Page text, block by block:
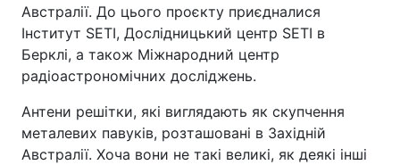
Австралії. До цього проєкту приєдналися
Інститут SETI, Дослідницький центр SETI в
Берклі, а також Міжнародний центр
радіоастрономічних досліджень.
Антени решітки, які виглядають як скупчення
металевих павуків, розташовані в Західній
Австралії. Хоча вони не такі великі, як деякі інші